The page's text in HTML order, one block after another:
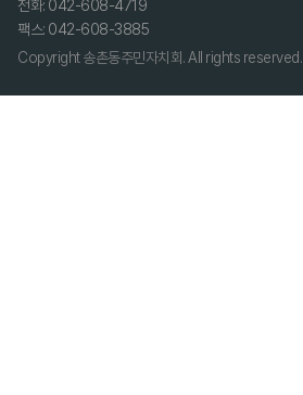
전화: 042-608-4719
팩스: 042-608-3885
Copyright 송촌동주민자치회. All rights reserved.